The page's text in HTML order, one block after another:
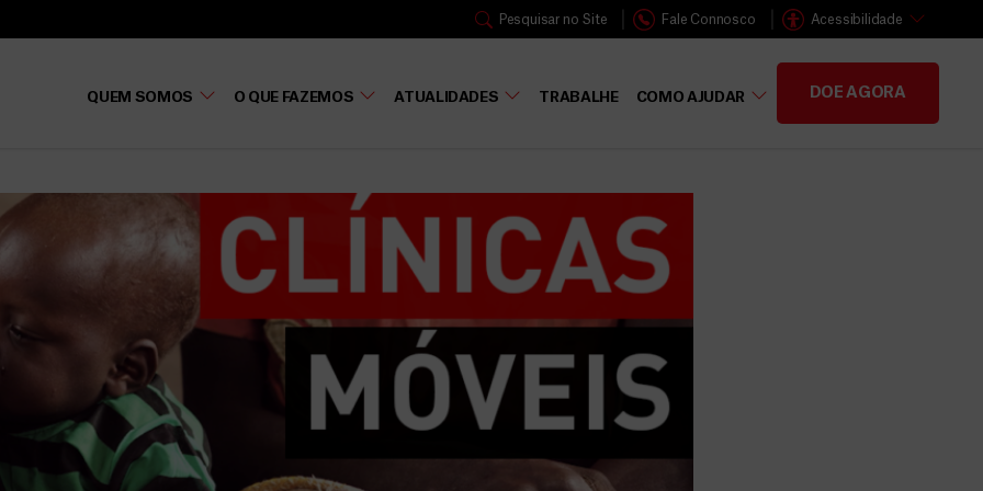
Pesquisar no Site Fale Connosco Acessibilidade
QUEM SOMOS O QUE FAZEMOS ATUALIDADES TRABALHE COMO AJUDAR DOE AGORA